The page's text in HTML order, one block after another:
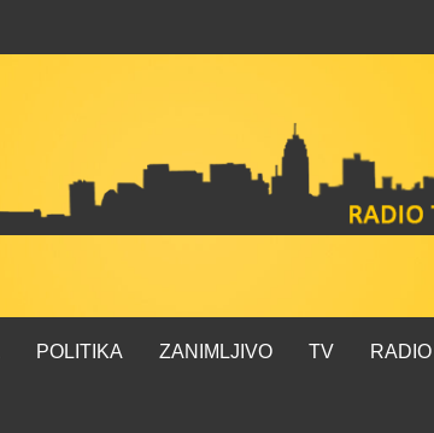
POLITIKA ZANIMLJIVO TV RADIO